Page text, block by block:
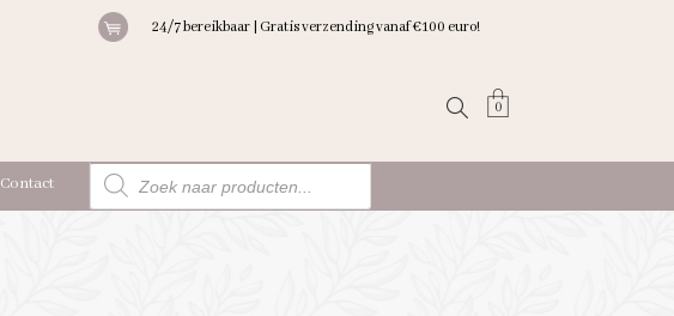
24/7 bereikbaar | Gratis verzending vanaf €100 euro!
0
Contact
Producten
zoeken